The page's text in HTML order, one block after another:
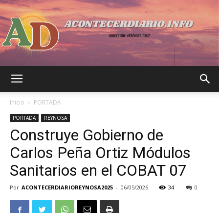
Diario
Inicio PORTADA
PORTADA REYNOSA
Construye Gobierno de
Carlos Peña Ortiz Módulos
Sanitarios en el COBAT 07
Por ACONTECERDIARIOREYNOSA2025 - 06/05/2026 34 0